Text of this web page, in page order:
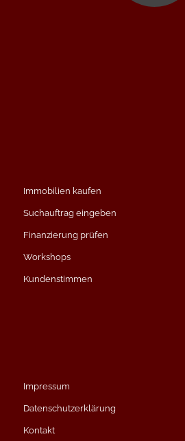
Immobilien kaufen
Suchauftrag eingeben
Finanzierung prüfen
Workshops
Kundenstimmen
Impressum
Datenschutzerklärung
Kontakt